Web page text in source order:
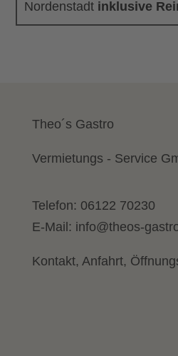
Nordenstadt inklusive
Theo´s Gastro
Vermietungs - Service
Telefon: 06122 70230
E-Mail: info@theos-
Kontakt, Anfahrt,